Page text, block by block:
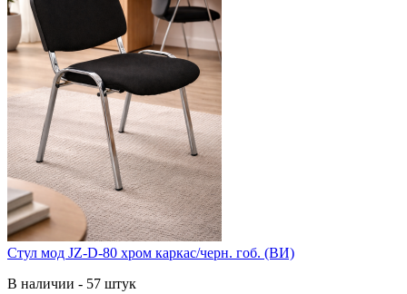
Cтул мод JZ-D-80 хром каркас/черн. гоб. (ВИ)
В наличии - 57 штук